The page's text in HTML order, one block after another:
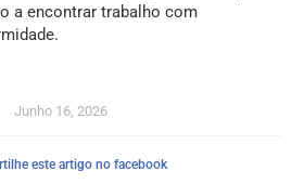
a encontrar trabalho com
Junho 16, 2026
este artigo no facebook